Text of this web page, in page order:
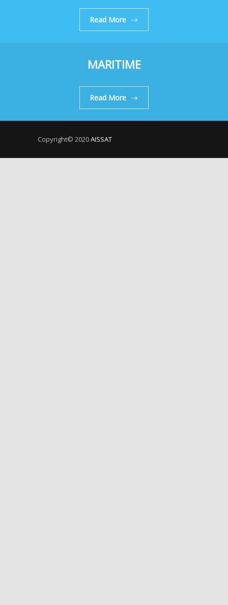
Read More
MARITIME
Read More
Copyright© 2020AISSAT